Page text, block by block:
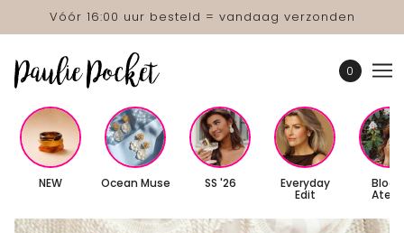
Vóór 16:00 uur besteld = vandaag verzonden
0
NEW Ocean Muse SS '26 Everyday
Edit